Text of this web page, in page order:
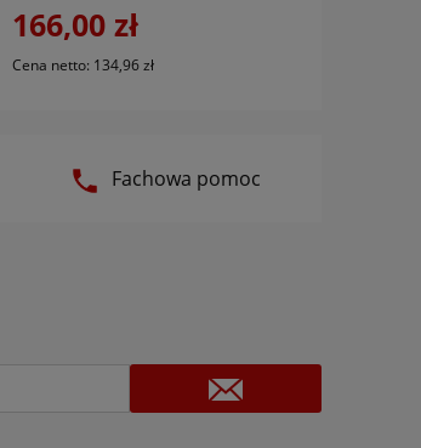
166,00 zł
Cena netto: 134,96 zł
Fachowa pomoc